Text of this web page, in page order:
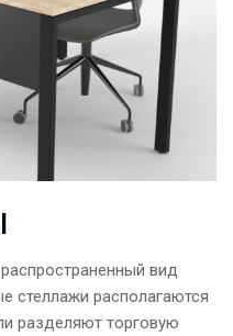
вид
стеллажи располагаются
разделяют торговую